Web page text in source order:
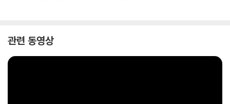
관련 동영상